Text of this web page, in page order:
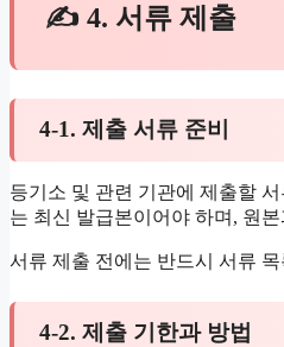
✍ 4. 서류 제출
4-1. 제출 서류 준비
등기소 및 관련 기관에 제출할
는 최신 발급본이어야 하며, 원
서류 제출 전에는 반드시 서류
4-2. 제출 기한과 방법